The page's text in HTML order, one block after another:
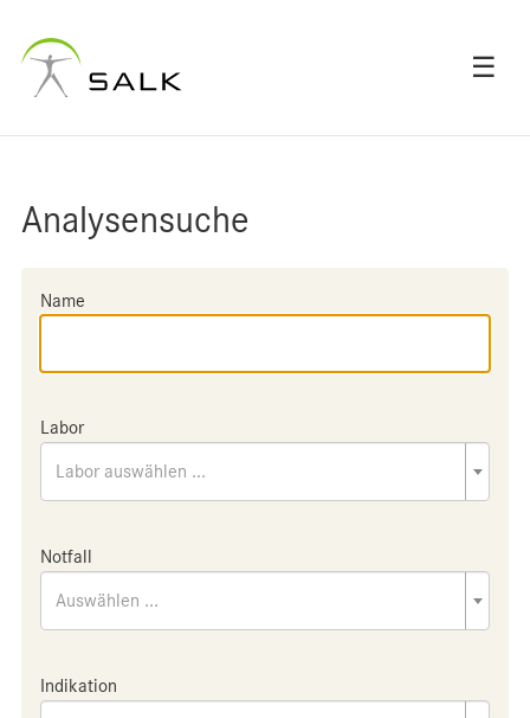
☰
Analysensuche
Name
Labor
Labor auswählen ...
Notfall
Auswählen ...
Indikation